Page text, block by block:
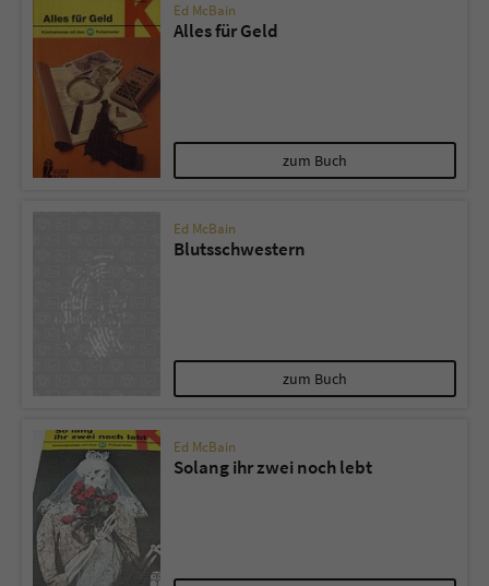
Ed McBain
Alles für Geld
zum Buch
Ed McBain
Blutsschwestern
zum Buch
Ed McBain
Solang ihr zwei noch lebt